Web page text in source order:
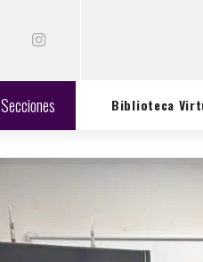
Secciones Biblioteca